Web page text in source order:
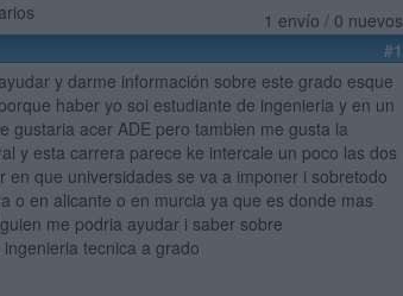
1 envío / 0 nuevos
#1
y darme información sobre este grado esque
haber yo soi estudiante de ingenieria y en un
gustaria acer ADE pero tambien me gusta la
y esta carrera parece ke intercale un poco las dos
en que universidades se va a imponer i sobretodo
o en alicante o en murcia ya que es donde mas
me podria ayudar i saber sobre
tecnica a grado